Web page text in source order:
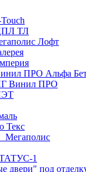
ТЛ
Лофт
ПРО Альфа
Винил ПРО
Текс
1
под